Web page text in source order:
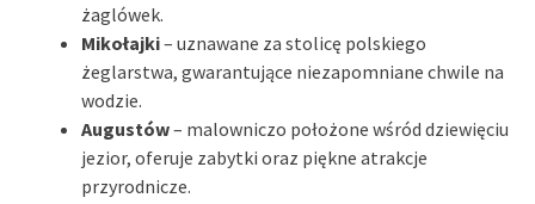
żaglówek.
Mikołajki– uznawane za stolicę polskiego
żeglarstwa, gwarantujące niezapomniane chwile na
wodzie.
Augustów– malowniczo położone wśród dziewięciu
jezior, oferuje zabytki oraz piękne atrakcje
przyrodnicze.